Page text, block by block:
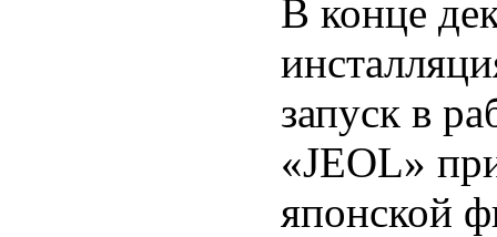
В конце
запуск в
«JEOL»
японской